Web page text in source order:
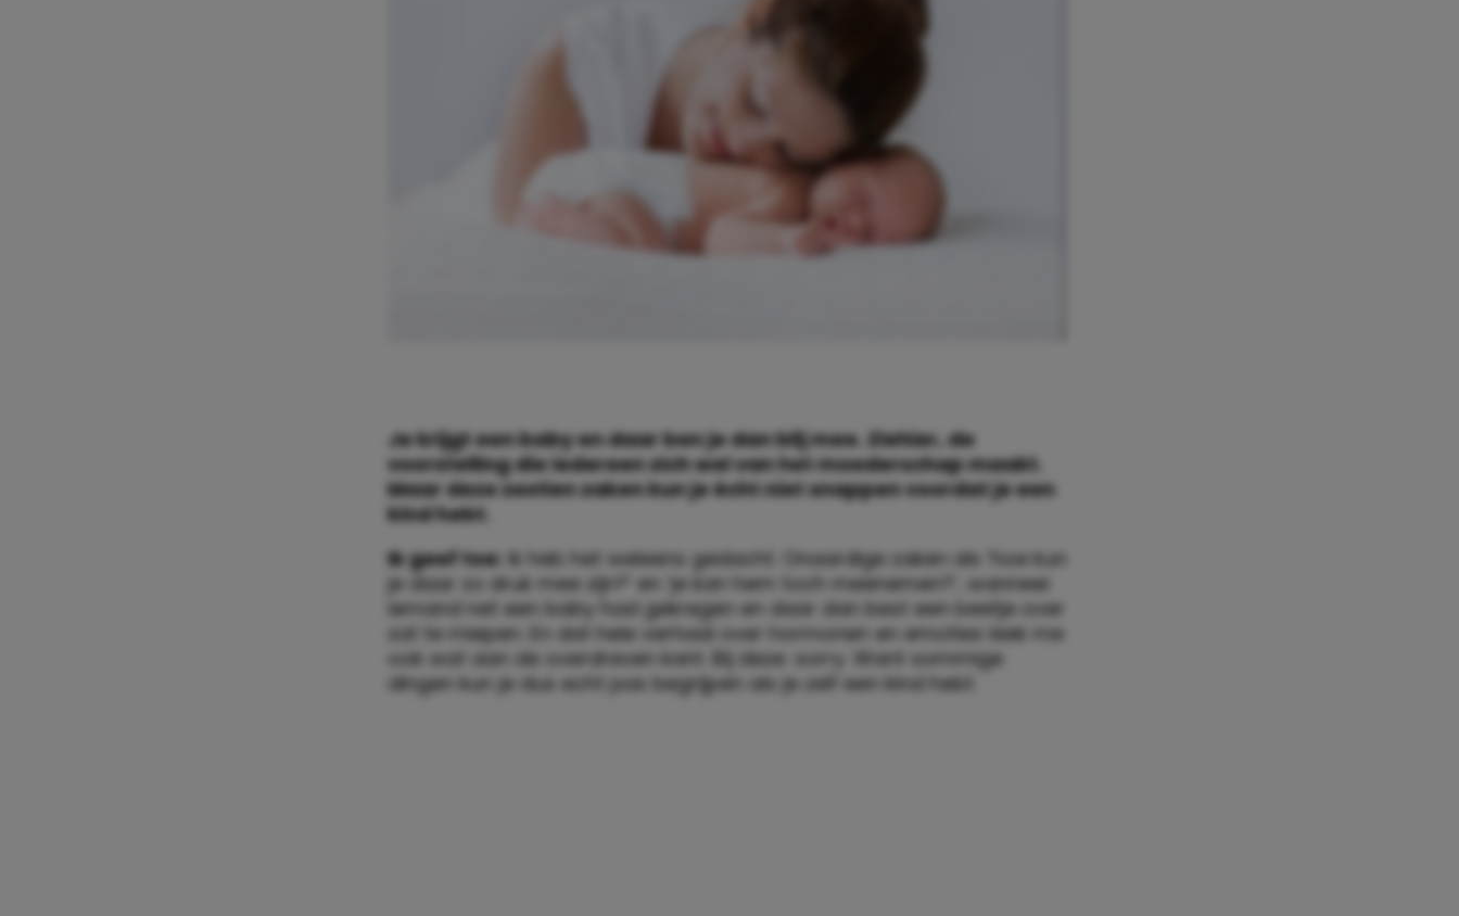
Je krijgt een baby en daar ben je dan blij mee. Ziehier, de
voorstelling die iedereen zich wel van het moederschap maakt.
Maar deze zestien zaken kun je écht niet snappen voordat je een
kind hebt.
Ik geef toe: ik heb het weleens gedacht. Onaardige zaken als ‘hoe kun
je daar zo druk mee zijn?’ en ‘je kan hem toch meenemen?’, wanneer
iemand net een baby had gekregen en daar dan best een beetje over
zat te miepen. En dat hele verhaal over hormonen en emoties leek me
ook wat aan de overdreven kant. Bij deze: sorry. Want sommige
dingen kun je dus echt pas begrijpen als je zelf een kind hebt.